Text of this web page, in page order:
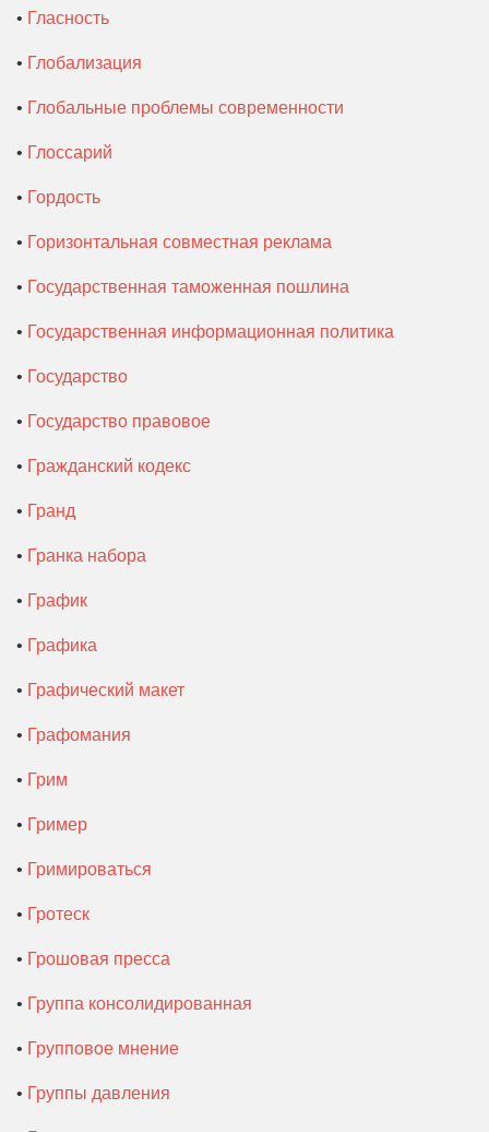
• Гласность
• Глобализация
• Глобальные проблемы современности
• Глоссарий
• Гордость
• Горизонтальная совместная реклама
• Государственная таможенная пошлина
• Государственная информационная политика
• Государство
• Государство правовое
• Гражданский кодекс
• Гранд
• Гранка набора
• График
• Графика
• Графический макет
• Графомания
• Грим
• Гример
• Гримироваться
• Гротеск
• Грошовая пресса
• Группа консолидированная
• Групповое мнение
• Группы давления